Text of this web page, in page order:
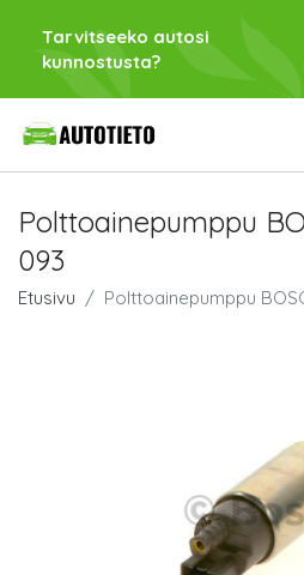
Tarvitseeko autosi
kunnostusta?
Polttoainepumppu
093
Etusivu Polttoainepumppu